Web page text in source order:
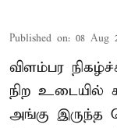
Published on: 08 Aug
விளம்பர
நிற உடையில்
அங்கு இருந்த